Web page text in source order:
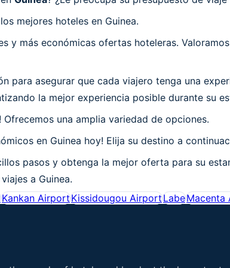
mejores hoteles en Guinea.
y más económicas ofertas hoteleras.
para asegurar que cada viajero tenga una
la mejor experiencia posible durante su
una amplia variedad de opciones.
en Guinea hoy! Elija su destino a
pasos y obtenga la mejor oferta para su
a Guinea.
Kankan AirportKissidougou AirportLabeMacenta